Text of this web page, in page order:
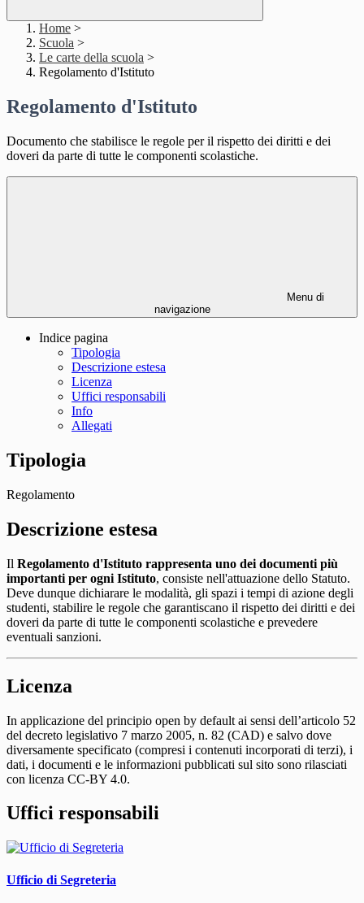
Home >
Scuola >
Le carte della scuola >
Regolamento d'Istituto
Regolamento d'Istituto
Documento che stabilisce le regole per il rispetto dei diritti e dei
doveri da parte di tutte le componenti scolastiche.
Menu di
navigazione
Indice pagina
Tipologia
Descrizione estesa
Licenza
Uffici responsabili
Info
Allegati
Tipologia
Regolamento
Descrizione estesa
Il Regolamento d'Istituto rappresenta uno dei documenti più
importanti per ogni Istituto, consiste nell'attuazione dello Statuto.
Deve dunque dichiarare le modalità, gli spazi i tempi di azione degli
studenti, stabilire le regole che garantiscano il rispetto dei diritti e dei
doveri da parte di tutte le componenti scolastiche e prevedere
eventuali sanzioni.
Licenza
In applicazione del principio open by default ai sensi dell’articolo 52
del decreto legislativo 7 marzo 2005, n. 82 (CAD) e salvo dove
diversamente specificato (compresi i contenuti incorporati di terzi), i
dati, i documenti e le informazioni pubblicati sul sito sono rilasciati
con licenza CC-BY 4.0.
Uffici responsabili
Ufficio di Segreteria